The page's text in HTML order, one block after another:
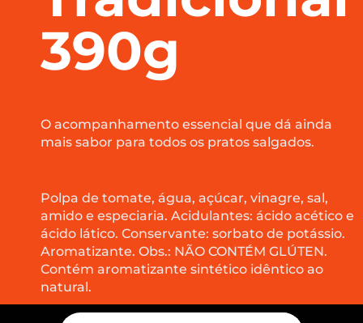
390g
O acompanhamento essencial que dá ainda
mais sabor para todos os pratos salgados.
Polpa de tomate, água, açúcar, vinagre, sal,
amido e especiaria. Acidulantes: ácido acético e
ácido lático. Conservante: sorbato de potássio.
Aromatizante. Obs.: NÃO CONTÉM GLÚTEN.
Contém aromatizante sintético idêntico ao
natural.